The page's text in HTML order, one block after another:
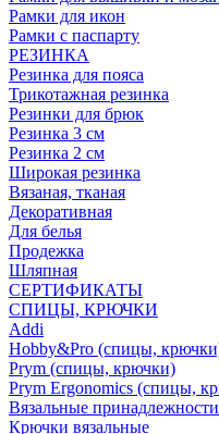
Рамки для икон
Рамки с паспарту
РЕЗИНКА
Резинка для пояса
Трикотажная резинка
Резинки для брюк
Резинка 3 см
Резинка 2 см
Широкая резинка
Вязаная, тканая
Декоративная
Для белья
Продежка
Шляпная
СЕРТИФИКАТЫ
СПИЦЫ, КРЮЧКИ
Addi
Hobby&Pro (спицы,
Prym (спицы, крючки)
Prym Ergonomics (спицы,
Вязальные принадлежности
Крючки вязальные